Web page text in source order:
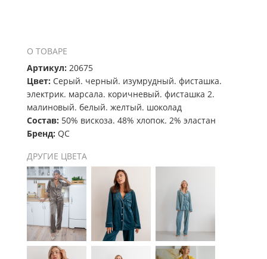
О ТОВАРЕ
Артикул: 20675
Цвет: Серый. черный. изумрудный. фисташка.
электрик. марсала. коричневый. фисташка 2.
малиновый. белый. желтый. шоколад
Состав: 50% вискоза. 48% хлопок. 2% эластан
Бренд: QC
ДРУГИЕ ЦВЕТА